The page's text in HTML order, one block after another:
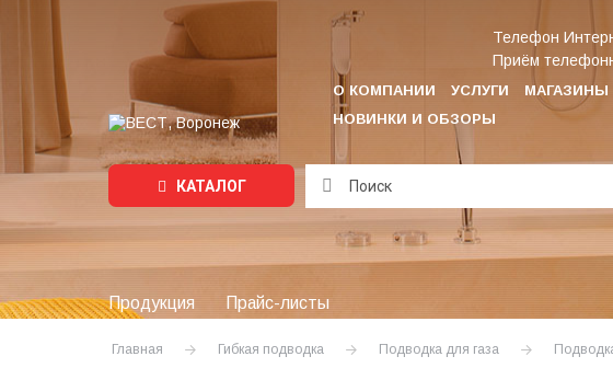
О КОМПАНИИ УСЛУГИ
НОВИНКИ И ОБЗОРЫ
Телефон
Приём
КАТАЛОГ
Подождите...
Продукция Прайс-листы
Главная Гибкая подводка Подводка для газа